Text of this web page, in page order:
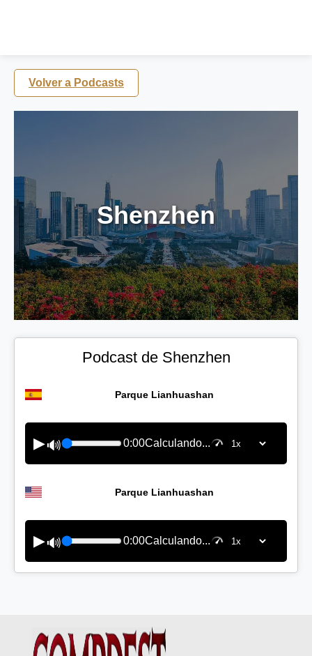
Volver a Podcasts
Shenzhen
Podcast de Shenzhen
Parque Lianhuashan
▶🔊 0:00Calculando...
Parque Lianhuashan
▶🔊 0:00Calculando...